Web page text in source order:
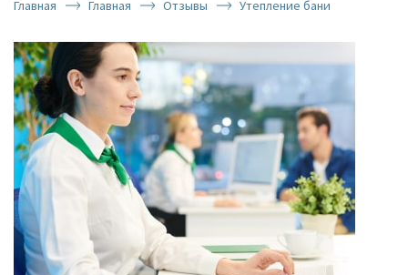
Главная Главная Отзывы Утепление бани